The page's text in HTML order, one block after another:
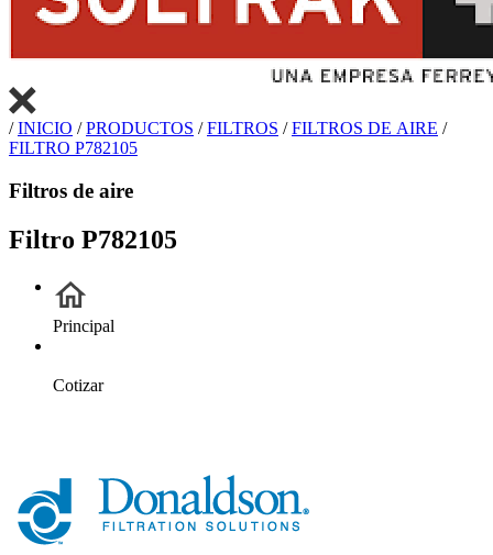
/INICIO /PRODUCTOS /FILTROS /FILTROS DE AIRE /
FILTRO P782105
Filtros de aire
Filtro P782105
Principal
Cotizar